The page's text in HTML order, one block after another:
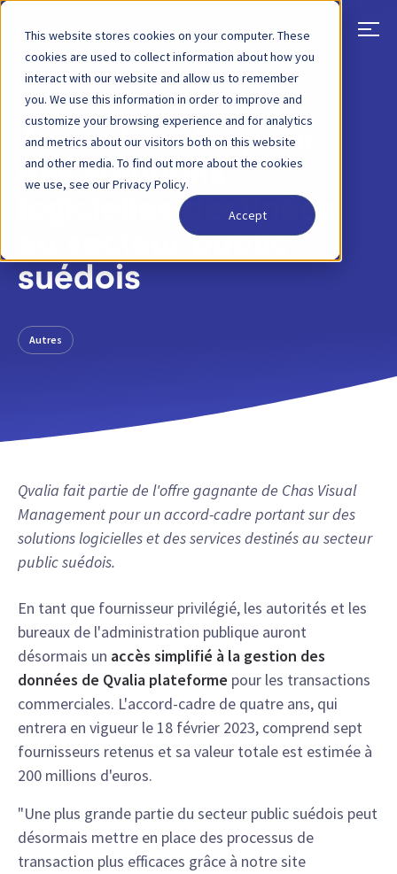
This website stores cookies on your computer. These
cookies are used to collect information about how you
interact with our website and allow us to remember
you. We use this information in order to improve and
customize your browsing experience and for analytics
and metrics about our visitors both on this website
and other media. To find out more about the cookies
we use, see our Privacy Policy.
Accept
RETOUR ARTICLE DE BLOG 28 NOV. 2022
Accord-cadre pour
des solutions
logicielles destinées
au secteur public
suédois
Autres
Qvalia fait partie de l'offre gagnante de Chas Visual
Management pour un accord-cadre portant sur des
solutions logicielles et des services destinés au secteur
public suédois.
En tant que fournisseur privilégié, les autorités et les
bureaux de l'administration publique auront
désormais un accès simplifié à la gestion des
données de Qvalia plateforme pour les transactions
commerciales. L'accord-cadre de quatre ans, qui
entrera en vigueur le 18 février 2023, comprend sept
fournisseurs retenus et sa valeur totale est estimée à
200 millions d'euros.
"Une plus grande partie du secteur public suédois peut
désormais mettre en place des processus de
transaction plus efficaces grâce à notre site